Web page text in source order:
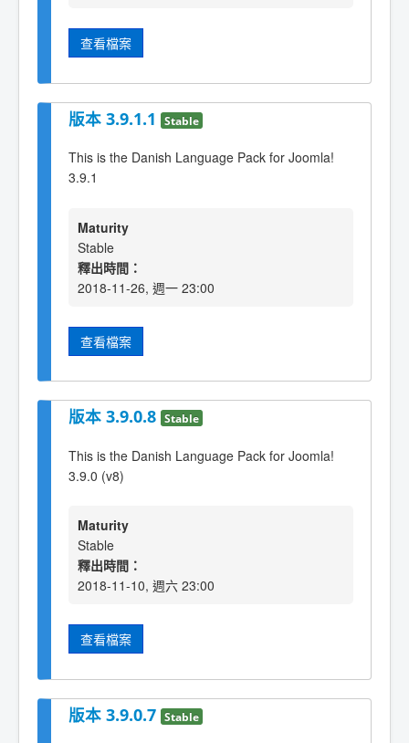
查看檔案
版本 3.9.1.1 Stable
This is the Danish Language Pack for Joomla!
3.9.1
Maturity
Stable
釋出時間：
2018-11-26, 週一 23:00
查看檔案
版本 3.9.0.8 Stable
This is the Danish Language Pack for Joomla!
3.9.0 (v8)
Maturity
Stable
釋出時間：
2018-11-10, 週六 23:00
查看檔案
版本 3.9.0.7 Stable